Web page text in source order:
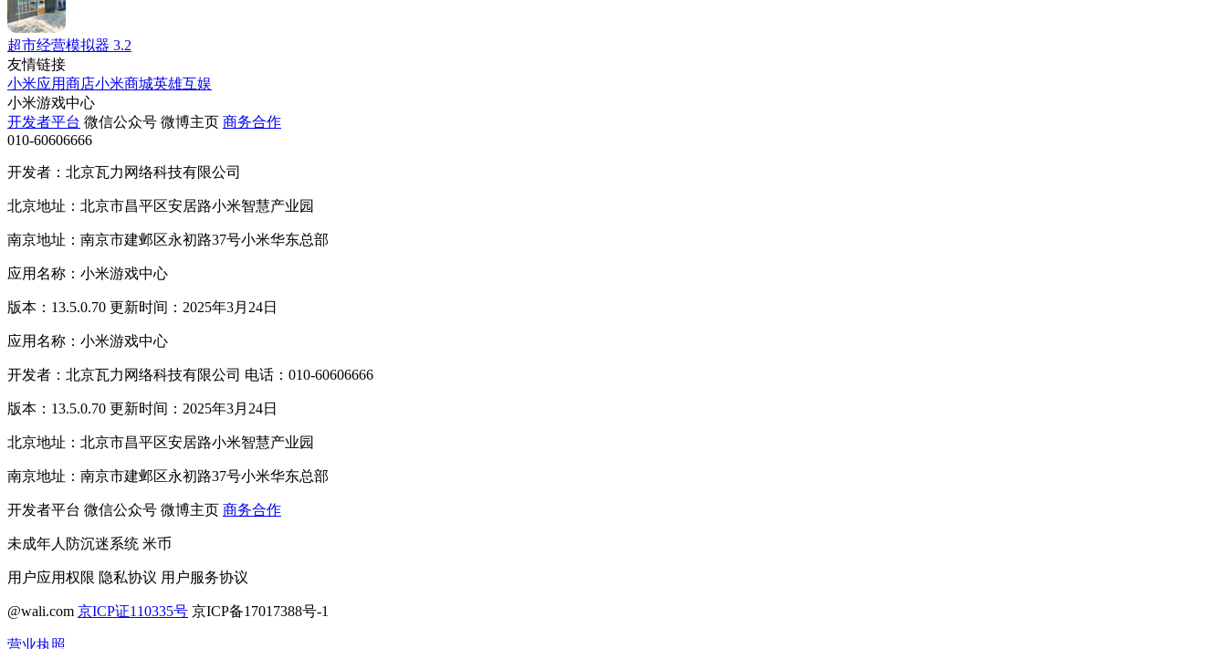
超市经营模拟器 3.2
友情链接
小米应用商店小米商城英雄互娱
小米游戏中心
开发者平台 微信公众号 微博主页 商务合作
010-60606666
开发者：北京瓦力网络科技有限公司
北京地址：北京市昌平区安居路小米智慧产业园
南京地址：南京市建邺区永初路37号小米华东总部
应用名称：小米游戏中心
版本：13.5.0.70 更新时间：2025年3月24日
应用名称：小米游戏中心
开发者：北京瓦力网络科技有限公司 电话：010-60606666
版本：13.5.0.70 更新时间：2025年3月24日
北京地址：北京市昌平区安居路小米智慧产业园
南京地址：南京市建邺区永初路37号小米华东总部
开发者平台 微信公众号 微博主页 商务合作
未成年人防沉迷系统 米币
用户应用权限 隐私协议 用户服务协议
@wali.com 京ICP证110335号 京ICP备17017388号-1
营业执照